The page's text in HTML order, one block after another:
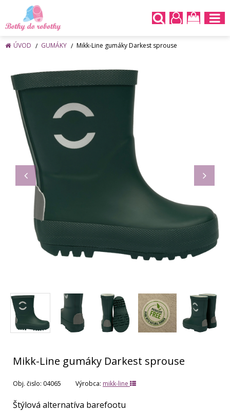
ÚVOD GUMÁKY Mikk-Line gumáky Darkest sprouse
Mikk-Line gumáky Darkest sprouse
Obj. čislo: 04065 Výrobca: mikk-line
Štýlová alternatíva barefootu